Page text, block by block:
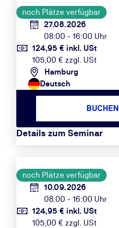
noch Plätze verfügbar
27.08.2026
08:00 - 16:00 Uhr
124,95 € inkl. USt
105,00 € zzgl. USt
Hamburg
Deutsch
Details zum Seminar
BUCHEN
noch Plätze verfügbar
10.09.2026
08:00 - 16:00 Uhr
124,95 € inkl. USt
105,00 € zzgl. USt